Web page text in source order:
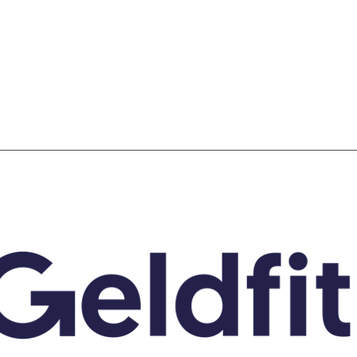
OVER ROOD
COLLECTIEF SCHULDREGELEN
DE VOORZIENINGENWIJZER
NEDERLANDSE SCHULDHULPROUTE (NSR)